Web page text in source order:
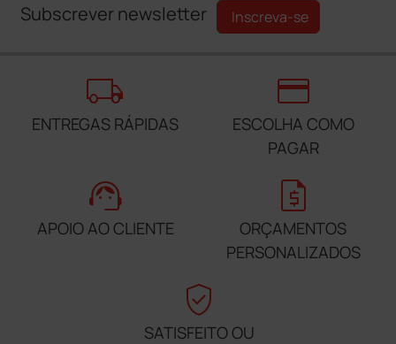
Subscrever newsletter Inscreva-se
local_shipping
ENTREGAS RÁPIDAS
credit_card
ESCOLHA COMO
PAGAR
support_agent
APOIO AO CLIENTE
request_quote
ORÇAMENTOS
PERSONALIZADOS
verified_user
SATISFEITO OU